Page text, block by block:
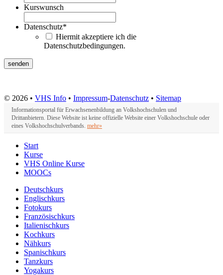
Kurswunsch
Datenschutz*
Hiermit akzeptiere ich die
Datenschutzbedingungen.
© 2026 • VHS Info • Impressum-Datenschutz • Sitemap
Informationsportal für Erwachsenenbildung an Volkshochschulen und
Drittanbietern. Diese Website ist keine offizielle Website einer Volkshochschule oder
eines Volkshochschulverbands. mehr»
Start
Kurse
VHS Online Kurse
MOOCs
Deutschkurs
Englischkurs
Fotokurs
Französischkurs
Italienischkurs
Kochkurs
Nähkurs
Spanischkurs
Tanzkurs
Yogakurs